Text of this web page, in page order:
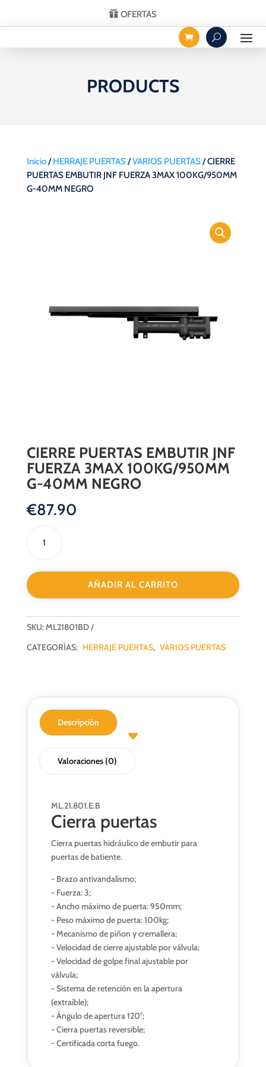
OFERTAS
PRODUCTS
Inicio/HERRAJE PUERTAS/VARIOS PUERTAS/ CIERRE
PUERTAS EMBUTIR JNF FUERZA 3MAX 100KG/950MM
G-40MM NEGRO
CIERRE PUERTAS EMBUTIR JNF
FUERZA 3MAX 100KG/950MM
G-40MM NEGRO
€87.90
PUERTAS
JNF
FUERZA
3MAX
100KG/950MM
G-
AÑADIR AL CARRITO
SKU:ML21801BD
CATEGORÍAS: HERRAJE PUERTAS, VARIOS PUERTAS
Descripción
Valoraciones (0)
ML.21.801.E.B
Cierra puertas
Cierra puertas hidráulico de embutir para
puertas de batiente.
- Brazo antivandalismo;
- Fuerza: 3;
- Ancho máximo de puerta: 950mm;
- Peso máximo de puerta: 100kg;
- Mecanismo de piñon y cremallera;
- Velocidad de cierre ajustable por válvula;
- Velocidad de golpe final ajustable por
válvula;
- Sistema de retención en la apertura
(extraíble);
- Ángulo de apertura 120°;
- Cierra puertas reversible;
- Certificada corta fuego.